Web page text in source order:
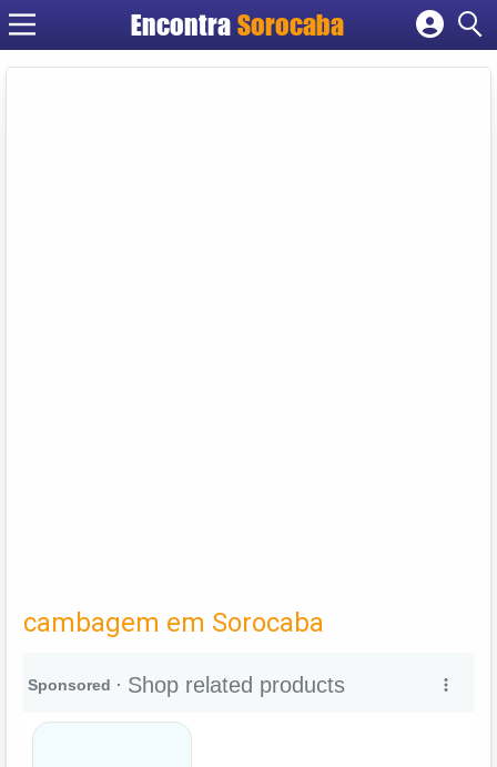
EncontraSorocaba
Cadastrar empresa
cambagem em Sorocaba